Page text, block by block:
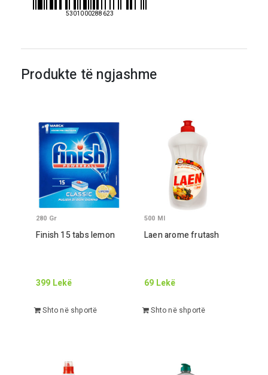
5301000288623
Produkte të ngjashme
Finish15tabs lemon
280 Gr
399 Lekë
Shto në shportë
Laen arome frutash
500 Ml
69 Lekë
Shto në shportë